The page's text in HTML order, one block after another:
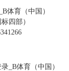
体育（中国）
标四部）
_B体育（中国）